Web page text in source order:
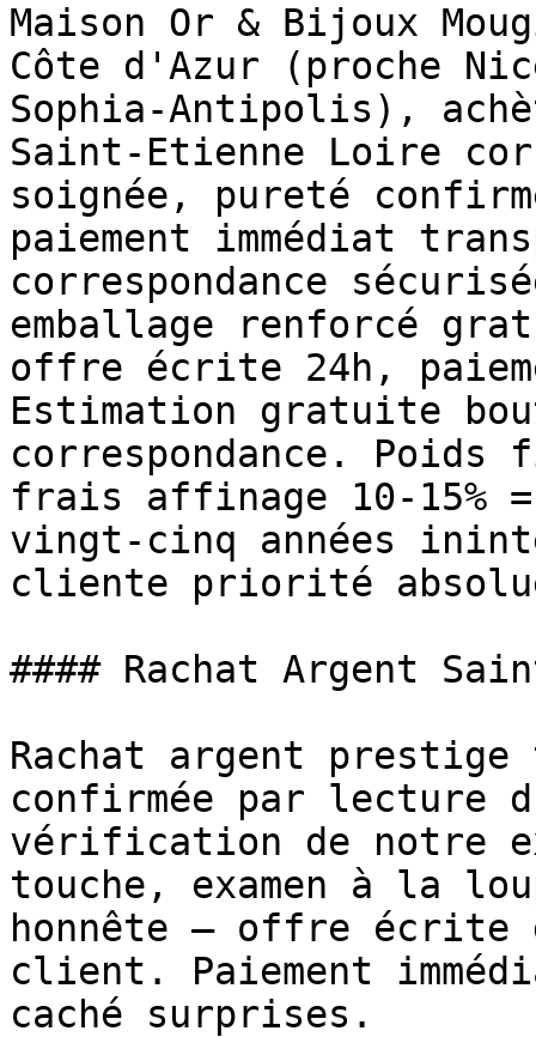
Maison Or & Bijoux
Côte d'Azur (proche
Sophia-Antipolis),
Saint-Etienne Loire
soignée, pureté
paiement immédiat
correspondance
emballage renforcé
offre écrite 24h,
Estimation gratuite
correspondance.
frais affinage 10-15%
vingt-cinq années
cliente priorité
#### Rachat Argent
Rachat argent
confirmée par lecture
vérification de notre
touche, examen à la
honnête — offre écrite
client. Paiement
caché surprises.